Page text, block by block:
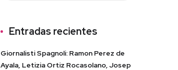
Entradas recientes
Giornalisti Spagnoli: Ramon Perez de
Ayala, Letizia Ortiz Rocasolano, Josep